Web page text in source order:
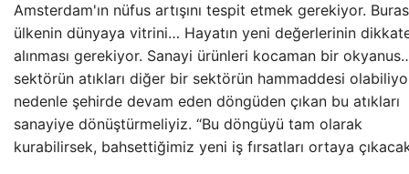
Amsterdam'ın nüfus artışını tespit etmek gerekiyor.
ülkenin dünyaya vitrini… Hayatın yeni değerlerinin
alınması gerekiyor. Sanayi ürünleri kocaman bir
sektörün atıkları diğer bir sektörün hammaddesi
nedenle şehirde devam eden döngüden çıkan bu atıkları
sanayiye dönüştürmeliyiz. “Bu döngüyü tam olarak
kurabilirsek, bahsettiğimiz yeni iş fırsatları ortaya